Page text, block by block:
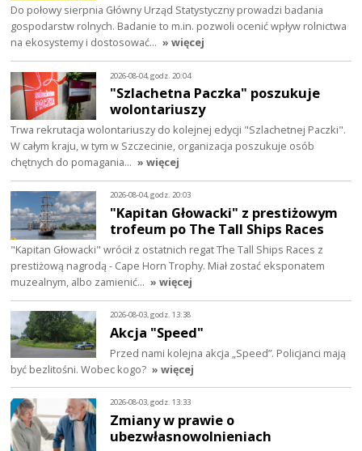
Do połowy sierpnia Główny Urząd Statystyczny prowadzi badania
gospodarstw rolnych. Badanie to m.in. pozwoli ocenić wpływ rolnictwa
na ekosystemy i dostosować… » więcej
2026-08-04, godz. 20:04
"Szlachetna Paczka" poszukuje
wolontariuszy
Trwa rekrutacja wolontariuszy do kolejnej edycji "Szlachetnej Paczki".
W całym kraju, w tym w Szczecinie, organizacja poszukuje osób
chętnych do pomagania… » więcej
2026-08-04, godz. 20:03
"Kapitan Głowacki" z prestiżowym
trofeum po The Tall Ships Races
"Kapitan Głowacki" wrócił z ostatnich regat The Tall Ships Races z
prestiżową nagrodą - Cape Horn Trophy. Miał zostać eksponatem
muzealnym, albo zamienić… » więcej
2026-08-03, godz. 13:38
Akcja "Speed"
Przed nami kolejna akcja „Speed”. Policjanci mają
być bezlitośni. Wobec kogo? » więcej
2026-08-03, godz. 13:33
Zmiany w prawie o
ubezwłasnowolnieniach